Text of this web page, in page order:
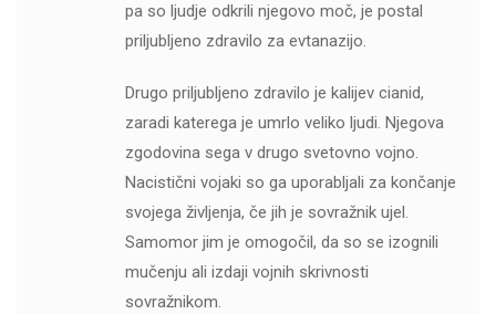
pa so ljudje odkrili njegovo moč, je postal
priljubljeno zdravilo za evtanazijo.
Drugo priljubljeno zdravilo je kalijev cianid,
zaradi katerega je umrlo veliko ljudi. Njegova
zgodovina sega v drugo svetovno vojno.
Nacistični vojaki so ga uporabljali za končanje
svojega življenja, če jih je sovražnik ujel.
Samomor jim je omogočil, da so se izognili
mučenju ali izdaji vojnih skrivnosti
sovražnikom.